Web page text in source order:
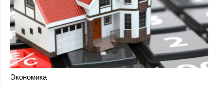
Экономика